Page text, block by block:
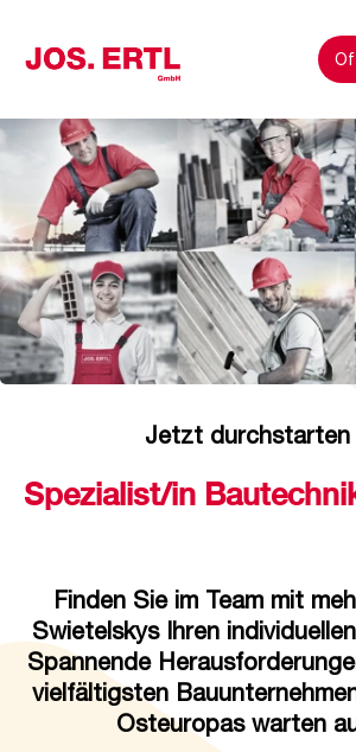
Jetzt durchstarten
Spezialist/in
Finden Sie im Team mit
Swietelskys Ihren
Spannende
vielfältigsten
Osteuropas warten